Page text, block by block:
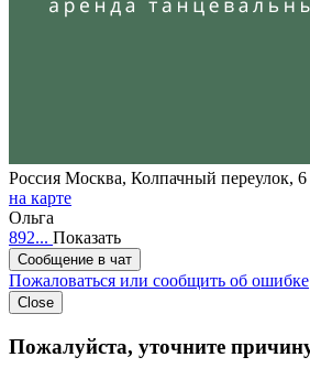
Россия Москва, Колпачный переулок, 6
на карте
Ольга
892... Показать
Сообщение в чат
Пожаловаться или сообщить об ошибке
Close
Пожалуйста, уточните